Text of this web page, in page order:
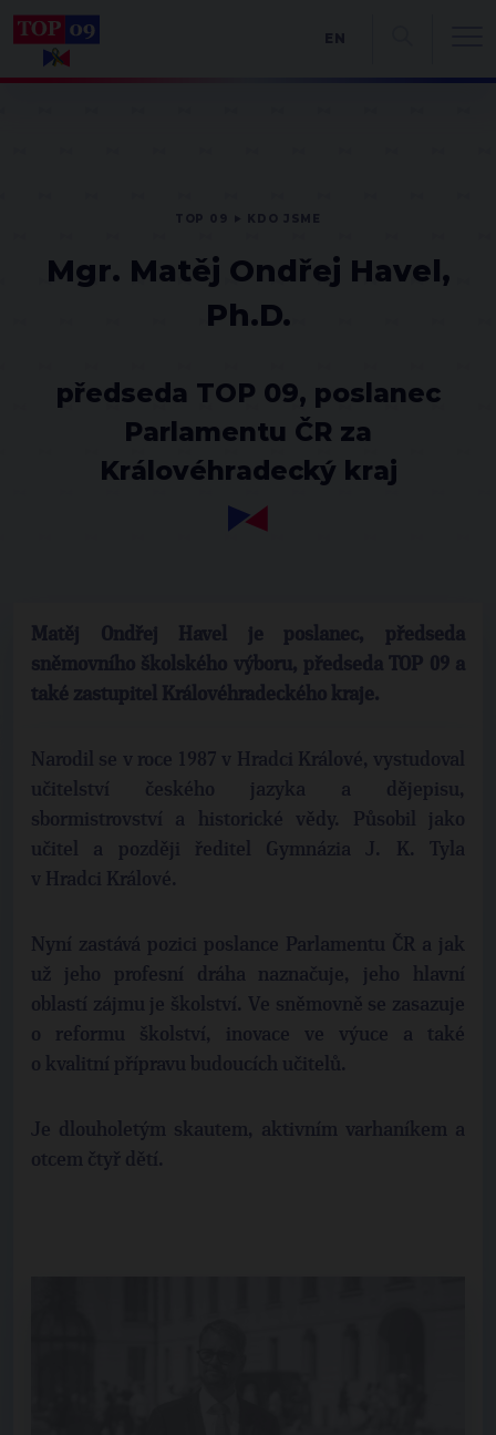
Mgr. Matěj Ondřej Havel,
Ph.D.
předseda TOP 09, poslanec
Parlamentu ČR za
Královéhradecký kraj
Matěj Ondřej Havel je poslanec, předseda
sněmovního školského výboru, předseda TOP 09 a
také zastupitel Královéhradeckého kraje.
Narodil se v roce 1987 v Hradci Králové, vystudoval
učitelství českého jazyka a dějepisu,
sbormistrovství a historické vědy. Působil jako
učitel a později ředitel Gymnázia J. K. Tyla
v Hradci Králové.
Nyní zastává pozici poslance Parlamentu ČR a jak
už jeho profesní dráha naznačuje, jeho hlavní
oblastí zájmu je školství. Ve sněmovně se zasazuje
o reformu školství, inovace ve výuce a také
o kvalitní přípravu budoucích učitelů.
Je dlouholetým skautem, aktivním varhaníkem a
otcem čtyř dětí.